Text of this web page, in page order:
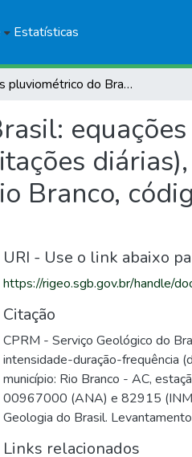
Estatísticas
Atlas pluviométrico do Brasil: equações intensidade-duração-frequência (desagregação de precipitações diárias), município: Rio Branco - AC, estação pluviométrica: Rio Branco, códigos: 00967000 (ANA) e 82915 (INMET)
Branco,
URI - Use o link abaixo
https://rigeo.sgb.gov.br/handle/
Citação
CPRM - Serviço Geológico do
intensidade-duração-frequência
município: Rio Branco - AC,
00967000 (ANA) e 82915
Geologia do Brasil.
Links relacionados